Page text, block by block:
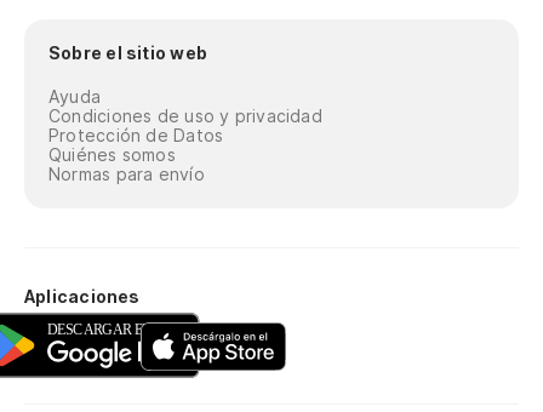
Sobre el sitio web
Ayuda
Condiciones de uso y privacidad
Protección de Datos
Quiénes somos
Normas para envío
Aplicaciones